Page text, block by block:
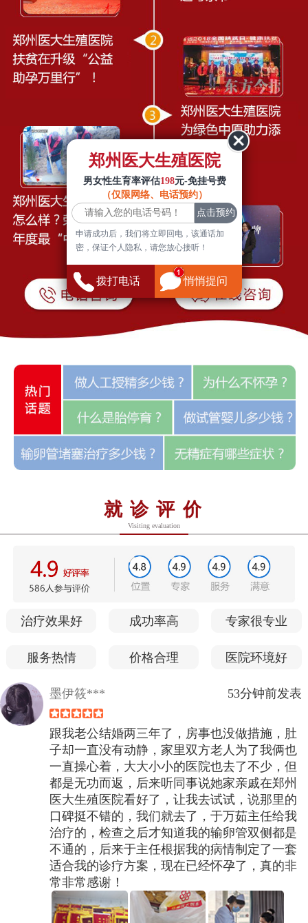
就诊评价
Visiting evaluation
治疗效果好 成功率高 专家很专业
服务热情 价格合理 医院环境好
墨伊筱*** 53分钟前发表
跟我老公结婚两三年了，房事也没做措施，肚
子却一直没有动静，家里双方老人为了我俩也
一直操心着，大大小小的医院也去了不少，但
都是无功而返，后来听同事说她家亲戚在郑州
医大生殖医院看好了，让我去试试，说那里的
口碑挺不错的，我们就去了，于万茹主任给我
治疗的，检查之后才知道我的输卵管双侧都是
不通的，后来于主任根据我的病情制定了一套
适合我的诊疗方案，现在已经怀孕了，真的非
常非常感谢！
郑州医大生殖医院
男女性生育率评估198元-免挂号费
（仅限网络、电话预约）
申请成功后，我们将立即回电，该通话加
密，保证个人隐私，请您放心接听！
拨打电话 悄悄提问